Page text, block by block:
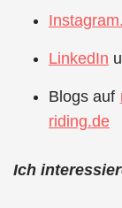
LinkedIn
Blogs auf
riding.de
Ich